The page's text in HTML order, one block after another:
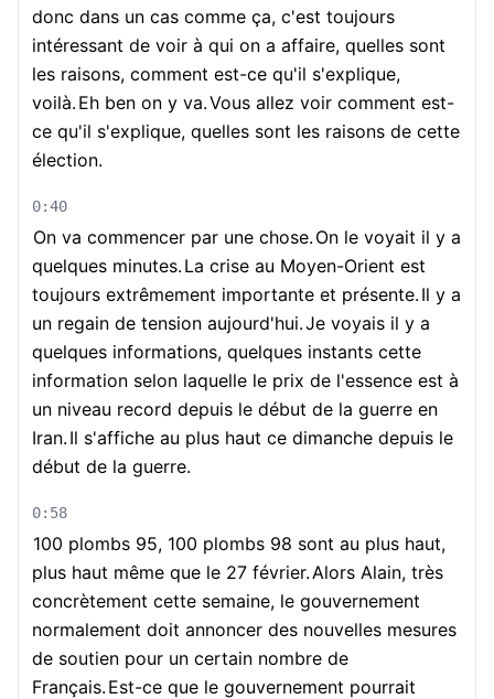
donc dans un cas comme ça, c'est toujours
intéressant de voir à qui on a affaire, quelles sont
les raisons, comment est-ce qu'il s'explique,
voilà. Eh ben on y va.Vous allez voir comment est-
ce qu'il s'explique, quelles sont les raisons de cette
élection.
0:40
On va commencer par une chose. On le voyait il y a
quelques minutes. La crise au Moyen-Orient est
toujours extrêmement importante et présente. Il y a
un regain de tension aujourd'hui.Je voyais il y a
quelques informations, quelques instants cette
information selon laquelle le prix de l'essence est à
un niveau record depuis le début de la guerre en
Iran. Il s'affiche au plus haut ce dimanche depuis le
début de la guerre.
0:58
100 plombs 95, 100 plombs 98 sont au plus haut,
plus haut même que le 27 février.Alors Alain, très
concrètement cette semaine, le gouvernement
normalement doit annoncer des nouvelles mesures
de soutien pour un certain nombre de
Français. Est-ce que le gouvernement pourrait